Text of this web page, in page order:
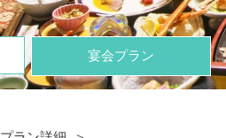
宴会プラン